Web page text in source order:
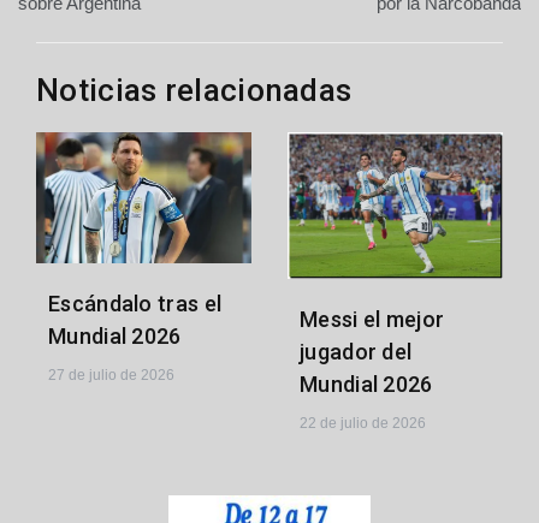
entradas
Noticias relacionadas
Escándalo tras el
Mundial 2026
27 de julio de 2026
Messi el mejor
jugador del
Mundial 2026
22 de julio de 2026